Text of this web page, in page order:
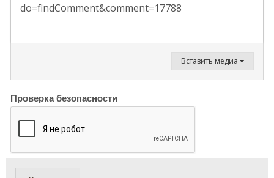
do=findComment&comment=17788
Вставить медиа
Проверка безопасности